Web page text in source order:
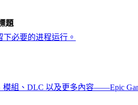
題
下必要的进程运行。
模組、DLC 以及更多內容——Epic